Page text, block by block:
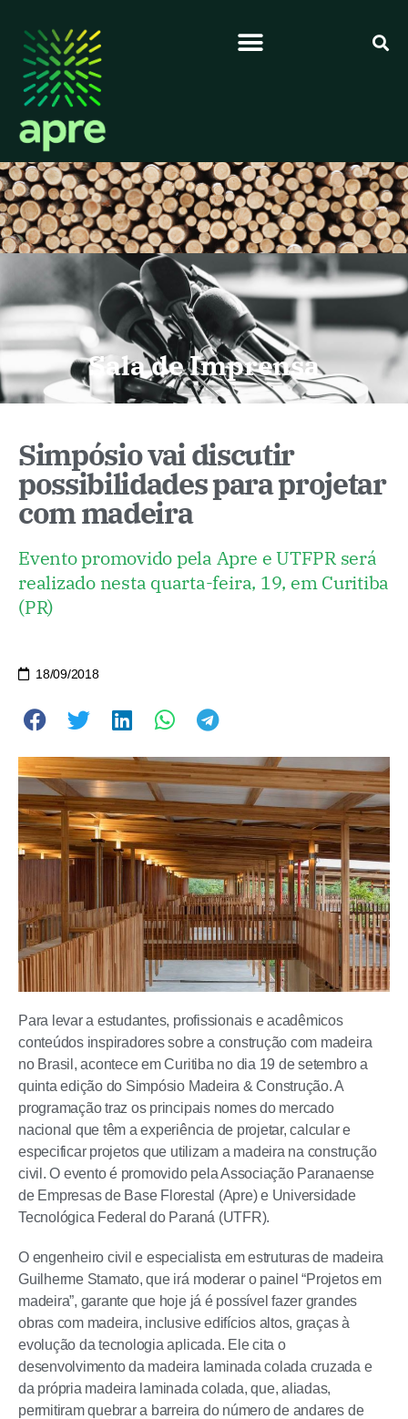
Sala de Imprensa
Simpósio vai discutir
possibilidades para projetar
com madeira
Evento promovido pela Apre e UTFPR será
realizado nesta quarta-feira, 19, em Curitiba
(PR)
18/09/2018
Para levar a estudantes, profissionais e acadêmicos
conteúdos inspiradores sobre a construção com madeira
no Brasil, acontece em Curitiba no dia 19 de setembro a
quinta edição do Simpósio Madeira & Construção. A
programação traz os principais nomes do mercado
nacional que têm a experiência de projetar, calcular e
especificar projetos que utilizam a madeira na construção
civil. O evento é promovido pela Associação Paranaense
de Empresas de Base Florestal (Apre) e Universidade
Tecnológica Federal do Paraná (UTFR).
O engenheiro civil e especialista em estruturas de madeira
Guilherme Stamato, que irá moderar o painel “Projetos em
madeira”, garante que hoje já é possível fazer grandes
obras com madeira, inclusive edifícios altos, graças à
evolução da tecnologia aplicada. Ele cita o
desenvolvimento da madeira laminada colada cruzada e
da própria madeira laminada colada, que, aliadas,
permitiram quebrar a barreira do número de andares de